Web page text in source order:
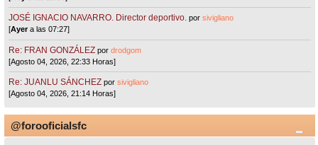
JOSÉ IGNACIO NAVARRO. Director deportivo. porsivigliano
[Ayera las 07:27]
Re: FRAN GONZÁLEZ pordrodgom
[Agosto 04, 2026, 22:33 Horas]
Re: JUANLU SÁNCHEZ porsivigliano
[Agosto 04, 2026, 21:14 Horas]
@forooficialsfc